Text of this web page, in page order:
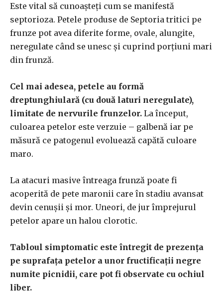
Este vital să cunoașteți cum se manifestă
septorioza. Petele produse de Septoria tritici pe
frunze pot avea diferite forme, ovale, alungite,
neregulate când se unesc și cuprind porțiuni mari
din frunză.
Cel mai adesea, petele au formă
dreptunghiulară (cu două laturi neregulate),
limitate de nervurile frunzelor. La început,
culoarea petelor este verzuie – galbenă iar pe
măsură ce patogenul evoluează capătă culoare
maro.
La atacuri masive întreaga frunză poate fi
acoperită de pete maronii care în stadiu avansat
devin cenușii și mor. Uneori, de jur împrejurul
petelor apare un halou clorotic.
Tabloul simptomatic este întregit de prezența
pe suprafața petelor a unor fructificații negre
numite picnidii, care pot fi observate cu ochiul
liber.